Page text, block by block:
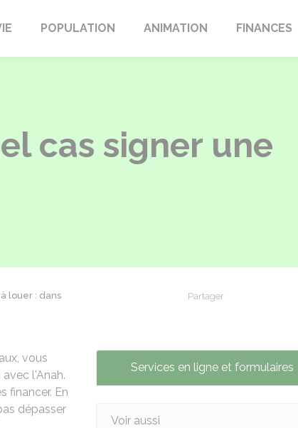
POPULATION ANIMATION FINANCES
cas signer une
louer : dans
Partager
vous
avec l'Anah.
financer. En
dépasser
Services en ligne et formulaires
Voir aussi